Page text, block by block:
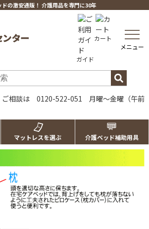
ドの激安通販！ 介護用品を専門に30年
ガイド
カート
toggle
メニュー
マットレスを選ぶ 介護ベッド補助用具